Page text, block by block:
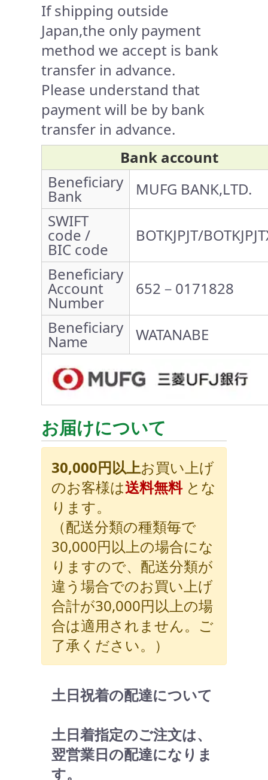
If shipping outside
Japan,the only payment
method we accept is bank
transfer in advance.
Please understand that
payment will be by bank
transfer in advance.
Bank account
Beneficiary
Bank
MUFG BANK,LTD.
SWIFT
code /
BIC code
BOTKJPJT/
Beneficiary
Account
Number
652－0171828
Beneficiary
Name WATANABE
お届けについて
30,000円以上お買い上げ
のお客様は送料無料とな
ります。
（配送分類の種類毎で
30,000円以上の場合にな
りますので、配送分類が
違う場合でのお買い上げ
合計が30,000円以上の場
合は適用されません。ご
了承ください。）
土日祝着の配達について
土日着指定のご注文は、
翌営業日の配達になりま
す。